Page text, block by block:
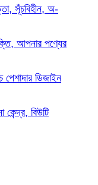
সূঁচবিহীন, অ-
আপনার পণ্যের
ডিজাইন
বিউটি